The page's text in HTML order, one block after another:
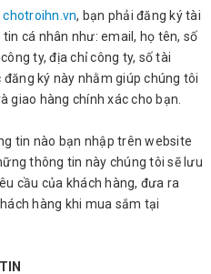
chotroihn.vn, bạn phải đăng ký tài
cá nhân như: email, họ tên, số
ty, địa chỉ công ty, số tài
ký này nhằm giúp chúng tôi
giao hàng chính xác cho bạn.
tin nào bạn nhập trên website
thông tin này chúng tôi sẽ lưu
cầu của khách hàng, đưa ra
hàng khi mua sắm tại